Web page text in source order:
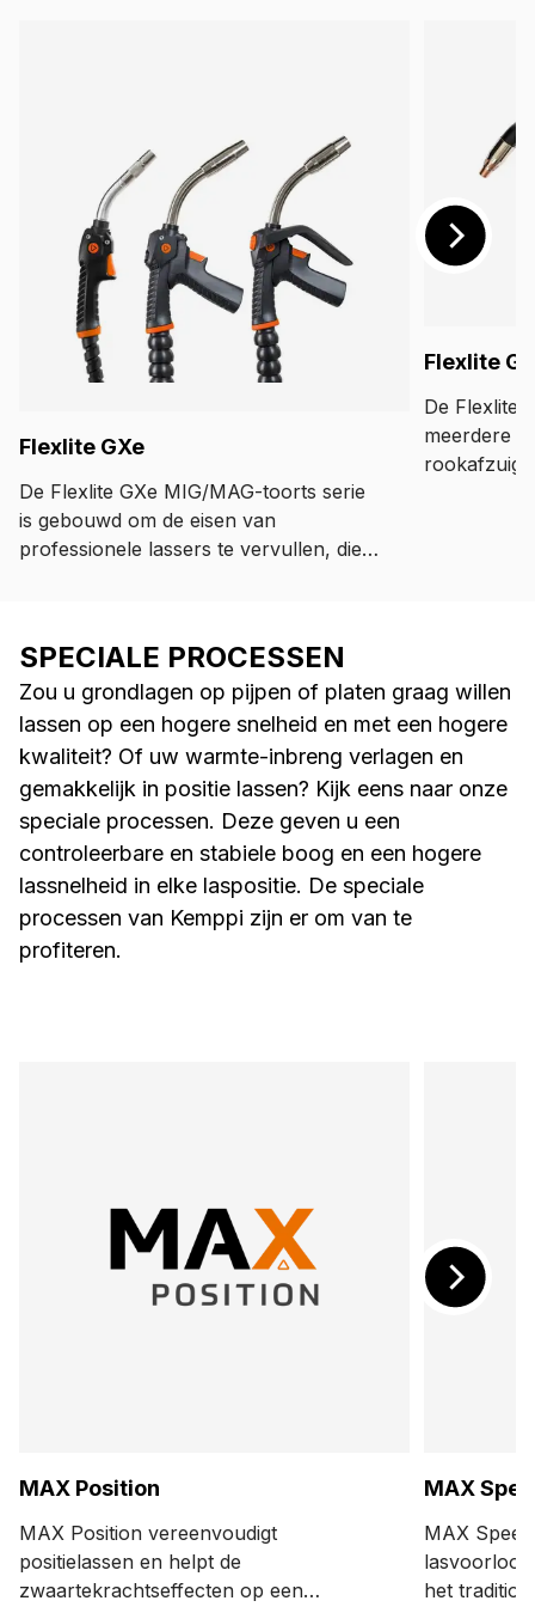
Flexlite GXe
De Flexlite GXe MIG/MAG-toorts serie
is gebouwd om de eisen van
professionele lassers te vervullen, die
veeleisende lastaken en biedt een
uitstekende controle, precisie en
comfort - elke dag en bij iedere lasklus.
Flexlite GF
De Flexlite
meerdere
SPECIALE PROCESSEN
Zou u grondlagen op pijpen of platen graag willen
lassen op een hogere snelheid en met een hogere
kwaliteit? Of uw warmte-inbreng verlagen en
gemakkelijk in positie lassen? Kijk eens naar onze
speciale processen. Deze geven u een
controleerbare en stabiele boog en een hogere
lassnelheid in elke laspositie. De speciale
processen van Kemppi zijn er om van te
profiteren.
MAX Position
MAX Position vereenvoudigt
positielassen en helpt de
zwaartekrachtseffecten op een
MAX
MAX
het